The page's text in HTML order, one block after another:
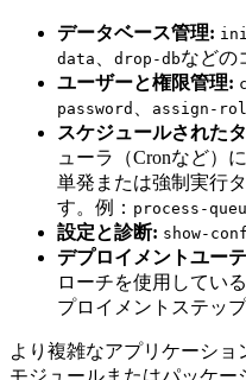
データベース管理:
data
drop-dbなどの
ユーザーと権限管理:
password
assign-
スケジュールされた
ューラ（Cronなど）
単発または強制実行
す。例： process-
設定と診断: show-
デプロイメントユー
ローチを使用してい
プロイメントステップ
より複雑なアプリケーシ
モジュールまたはパッケー